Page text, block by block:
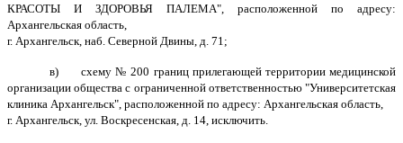
КРАСОТЫ И ЗДОРОВЬЯ ПАЛЕМА", расположенной по адресу:
Архангельская область,
г. Архангельск, наб. Северной Двины, д. 71;
в) схему № 200 границ прилегающей территории медицинской
организации общества с ограниченной ответственностью "Университетская
клиника Архангельск", расположенной по адресу: Архангельская область,
г. Архангельск, ул. Воскресенская, д. 14, исключить.